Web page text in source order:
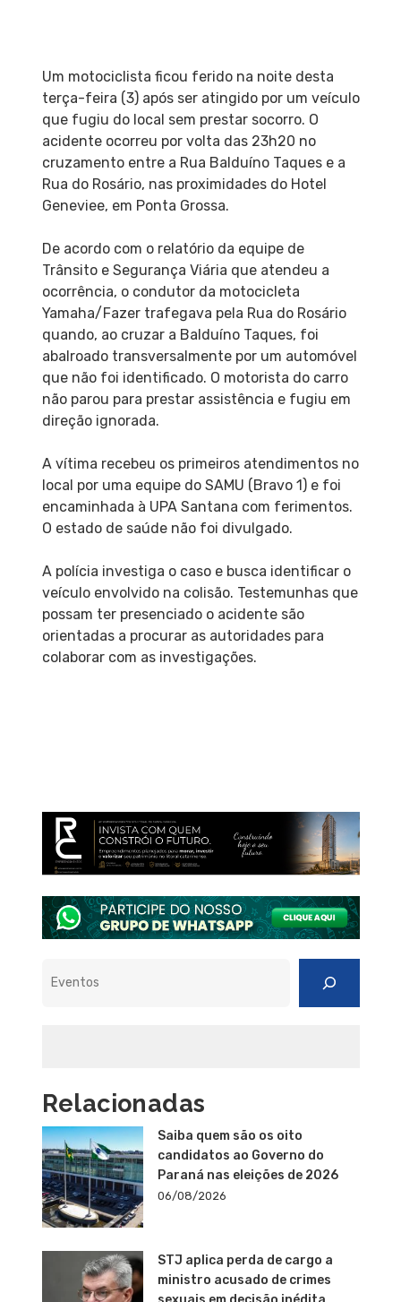
Um motociclista ficou ferido na noite desta
terça-feira (3) após ser atingido por um veículo
que fugiu do local sem prestar socorro. O
acidente ocorreu por volta das 23h20 no
cruzamento entre a Rua Balduíno Taques e a
Rua do Rosário, nas proximidades do Hotel
Geneviee, em Ponta Grossa.
De acordo com o relatório da equipe de
Trânsito e Segurança Viária que atendeu a
ocorrência, o condutor da motocicleta
Yamaha/Fazer trafegava pela Rua do Rosário
quando, ao cruzar a Balduíno Taques, foi
abalroado transversalmente por um automóvel
que não foi identificado. O motorista do carro
não parou para prestar assistência e fugiu em
direção ignorada.
A vítima recebeu os primeiros atendimentos no
local por uma equipe do SAMU (Bravo 1) e foi
encaminhada à UPA Santana com ferimentos.
O estado de saúde não foi divulgado.
A polícia investiga o caso e busca identificar o
veículo envolvido na colisão. Testemunhas que
possam ter presenciado o acidente são
orientadas a procurar as autoridades para
colaborar com as investigações.
Relacionadas
Saiba quem são os oito
candidatos ao Governo do
Paraná nas eleições de 2026
06/08/2026
STJ aplica perda de cargo a
ministro acusado de crimes